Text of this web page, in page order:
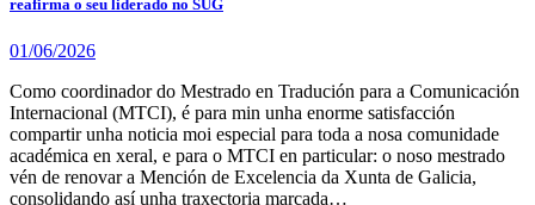
reafirma o seu liderado no SUG
01/06/2026
Como coordinador do Mestrado en Tradución para a Comunicación
Internacional (MTCI), é para min unha enorme satisfacción
compartir unha noticia moi especial para toda a nosa comunidade
académica en xeral, e para o MTCI en particular: o noso mestrado
vén de renovar a Mención de Excelencia da Xunta de Galicia,
consolidando así unha traxectoria marcada…